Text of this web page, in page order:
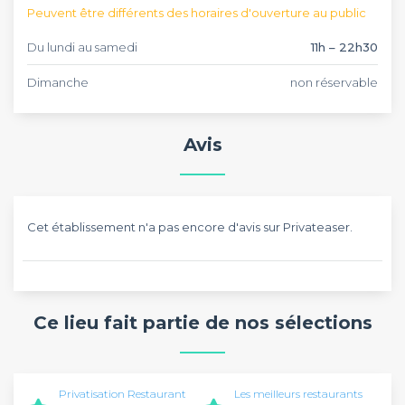
Peuvent être différents des horaires d'ouverture au public
Du lundi au samedi 11h – 22h30
Dimanche non réservable
Avis
Cet établissement n'a pas encore d'avis sur Privateaser.
Ce lieu fait partie de nos sélections
Privatisation Restaurant
Les meilleurs restaurants